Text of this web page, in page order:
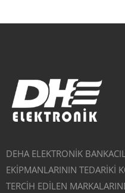
DEHA ELEKTRONİK
EKİPMANLARININ TEDARİKİ
TERCİH EDİLEN